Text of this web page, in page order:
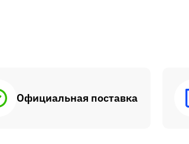
Официальная поставка